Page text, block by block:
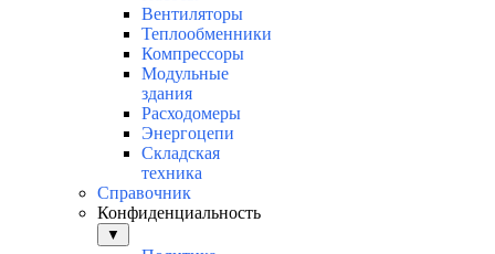
Вентиляторы
Теплообменники
Компрессоры
Модульные
здания
Расходомеры
Энергоцепи
Складская
техника
Справочник
Конфиденциальность
▼